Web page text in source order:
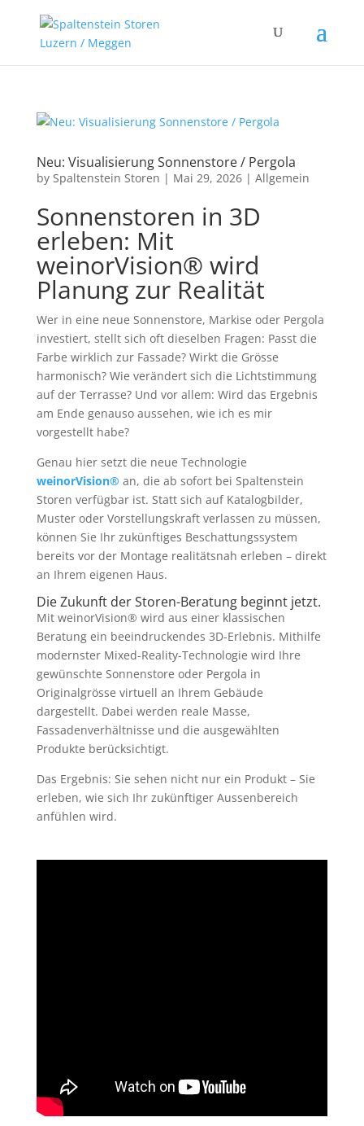
Neu: Visualisierung Sonnenstore / Pergola
by Spaltenstein Storen | Mai 29, 2026| Allgemein
Sonnenstoren in 3D
erleben: Mit
weinorVision® wird
Planung zur Realität
Wer in eine neue Sonnenstore, Markise oder Pergola
investiert, stellt sich oft dieselben Fragen: Passt die
Farbe wirklich zur Fassade? Wirkt die Grösse
harmonisch? Wie verändert sich die Lichtstimmung
auf der Terrasse? Und vor allem: Wird das Ergebnis
am Ende genauso aussehen, wie ich es mir
vorgestellt habe?
Genau hier setzt die neue Technologie
weinorVision® an, die ab sofort bei Spaltenstein
Storen verfügbar ist. Statt sich auf Katalogbilder,
Muster oder Vorstellungskraft verlassen zu müssen,
können Sie Ihr zukünftiges Beschattungssystem
bereits vor der Montage realitätsnah erleben – direkt
an Ihrem eigenen Haus.
Die Zukunft der Storen-Beratung beginnt jetzt.
Mit weinorVision® wird aus einer klassischen
Beratung ein beeindruckendes 3D-Erlebnis. Mithilfe
modernster Mixed-Reality-Technologie wird Ihre
gewünschte Sonnenstore oder Pergola in
Originalgrösse virtuell an Ihrem Gebäude
dargestellt. Dabei werden reale Masse,
Fassadenverhältnisse und die ausgewählten
Produkte berücksichtigt.
Das Ergebnis: Sie sehen nicht nur ein Produkt – Sie
erleben, wie sich Ihr zukünftiger Aussenbereich
anfühlen wird.